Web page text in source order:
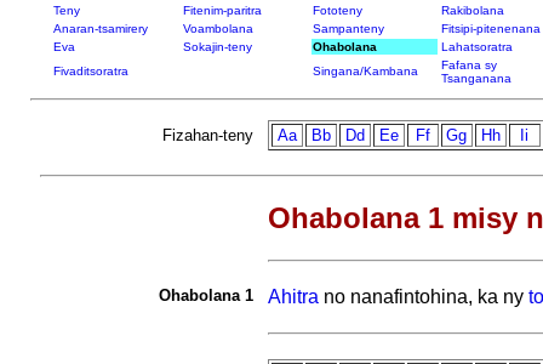
Teny Fitenim-paritra Fototeny
Rakibolana
Anaran-tsamirery
Voambolana Sampanteny
Fitsipi-pitenenana
Eva
Sokajin-teny Ohabolana
Lahatsoratra
Fivaditsoratra
Singana/Kambana
Fafana sy
Tsanganana
Fizahan-teny Aa Bb Dd Ee Ff Gg Hh Ii
Ohabolana 1 misy
Ohabolana 1 Ahitra no nanafintohina, ka ny